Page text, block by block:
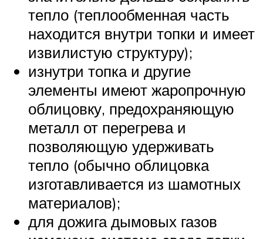
тепло (теплообменная часть
находится внутри топки и имеет
извилистую структуру);
изнутри топка и другие
элементы имеют жаропрочную
облицовку, предохраняющую
металл от перегрева и
позволяющую удерживать
тепло (обычно облицовка
изготавливается из шамотных
материалов);
для дожига дымовых газов